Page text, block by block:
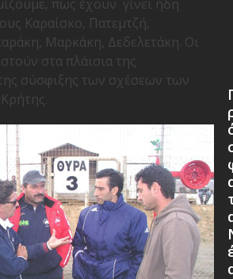
πως έχουν γίνει ήδη
Καραίσκο, Πατεμτζή,
Μαρκάκη, Δεδελετάκη. Οι
στα πλάισια της
σύσφιξης των σχέσεων των